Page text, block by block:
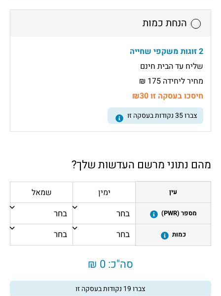
הנחת כמות
2 זוגות משקפי שחייה
שליח עד הבית חינם
מחיר ליחידה 175 ₪
חיסכו בעסקה זו ₪30
צברו35נקודות בעסקה זו
מהם נתוני מרשם העדשות שלך?
עין
מספר (PWR)
כמות
ימין שמאל
סה"כ:0 ₪
צברו19 נקודות בעסקה זו